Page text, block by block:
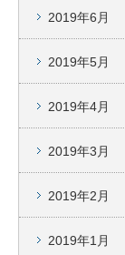
2019年6月
2019年5月
2019年4月
2019年3月
2019年2月
2019年1月